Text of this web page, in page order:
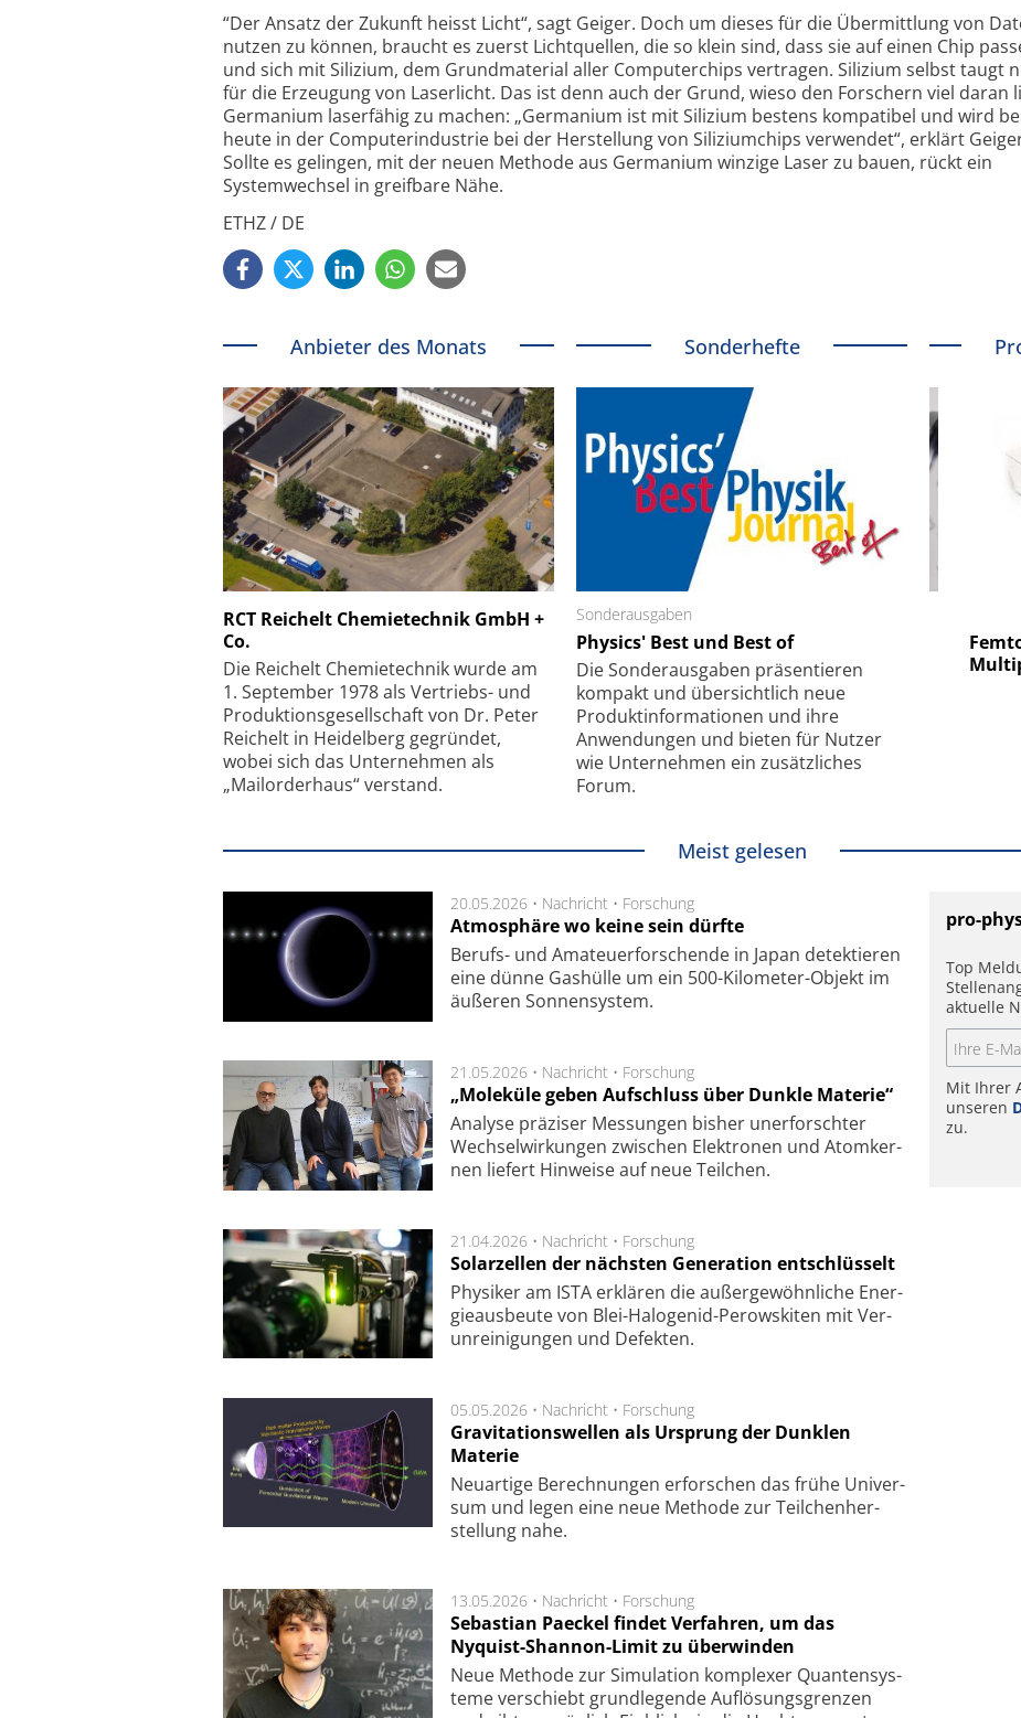
“Der Ansatz der Zukunft heisst Licht“, sagt Geiger. Doch um dieses für die Übermittlung von
nutzen zu können, braucht es zuerst Lichtquellen, die so klein sind, dass sie auf einen Chip
und sich mit Silizium, dem Grundmaterial aller Computerchips vertragen. Silizium selbst taugt
für die Erzeugung von Laserlicht. Das ist denn auch der Grund, wieso den Forschern viel daran
Germanium laserfähig zu machen: „Germanium ist mit Silizium bestens kompatibel und wird
heute in der Computerindustrie bei der Herstellung von Siliziumchips verwendet“, erklärt
Sollte es gelingen, mit der neuen Methode aus Germanium winzige Laser zu bauen, rückt ein
Systemwechsel in greifbare Nähe.
ETHZ / DE
Anbieter des Monats
RCT Reichelt Chemietechnik GmbH +
Co.
Die Reichelt Chemietechnik wurde am
1. September 1978 als Vertriebs- und
Produktionsgesellschaft von Dr. Peter
Reichelt in Heidelberg gegründet,
wobei sich das Unternehmen als
„Mailorderhaus“ verstand.
Sonderhefte
Sonderausgaben
Physics' Best und Best of
Die Sonder­ausgaben präsentieren
kompakt und übersichtlich neue
Produkt­informationen und ihre
Anwendungen und bieten für Nutzer
wie Unternehmen ein zusätzliches
Forum.
Schäfter + Kirchhoff GmbH
Feinfokussierungsmechanismus
Elektronenmikroskopie auf
kleinstem Raum
Meist gelesen
20.05.2026 • Nachricht • Forschung
Atmosphäre wo keine sein dürfte
Berufs- und Ama­teuer­for­schen­de in Japan de­tek­tie­ren
eine dün­ne Gas­hül­le um ein 500-Kilo­meter-Objekt im
äu­ße­ren Son­nen­sys­tem.
21.05.2026 • Nachricht • Forschung
„Moleküle geben Aufschluss über Dunkle Materie“
Analyse prä­zi­ser Mes­sung­en bis­her un­er­for­schter
Wech­sel­wir­kung­en zwi­schen Elek­tro­nen und Atom­ker­
nen lie­fert Hin­wei­se auf neue Teil­chen.
21.04.2026 • Nachricht • Forschung
Solarzellen der nächsten Generation entschlüsselt
Physiker am ISTA er­klä­ren die außer­ge­wöhn­li­che Ener­
gie­aus­beu­te von Blei-Halo­ge­nid-Perows­ki­ten mit Ver­
unrei­ni­gung­en und De­fek­ten.
05.05.2026 • Nachricht • Forschung
Gravitationswellen als Ursprung der Dunklen
Materie
Neu­artige Be­rech­nung­en er­for­schen das frü­he Uni­ver­
sum und legen eine neue Me­tho­de zur Teil­chen­her­
stel­lung nahe.
13.05.2026 • Nachricht • Forschung
Sebastian Paeckel findet Verfahren, um das
Nyquist-Shannon-Limit zu überwinden
Neue Methode zur Simu­la­tion kom­ple­xer Quan­ten­sys­
te­me ver­schiebt grund­le­gen­de Auf­lösungs­gren­zen
pro-
Top
aktuelle
Mit Ihrer
unseren
zu.